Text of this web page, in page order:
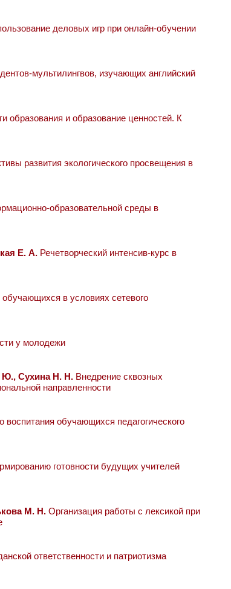
деловых игр при онлайн-обучении
мультилингвов, изучающих английский
образования и образование ценностей. К
развития экологического просвещения в
образовательной среды в
Е. А. Речетворческий интенсив-курс в
в условиях сетевого
у молодежи
Ю., Сухина Н. Н. Внедрение сквозных
направленности
воспитания обучающихся педагогического
готовности будущих учителей
М. Н. Организация работы с лексикой при
ответственности и патриотизма